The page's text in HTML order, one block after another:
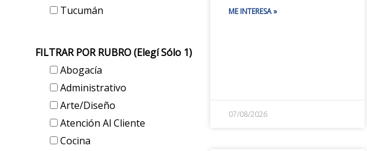
Tucumán
FILTRAR POR RUBRO (elegí Sólo 1)
Abogacía
Administrativo
Arte/Diseño
Atención Al Cliente
Cocina
ME INTERESA »
07/08/2026